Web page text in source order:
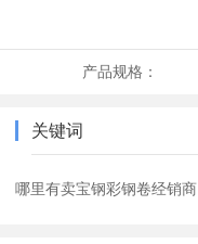
产品规格：
关键词
哪里有卖宝钢彩钢卷经销商